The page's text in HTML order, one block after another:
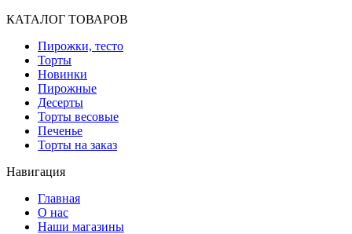
КАТАЛОГ ТОВАРОВ
Пирожки, тесто
Торты
Новинки
Пирожные
Десерты
Торты весовые
Печенье
Торты на заказ
Навигация
Главная
О нас
Наши магазины